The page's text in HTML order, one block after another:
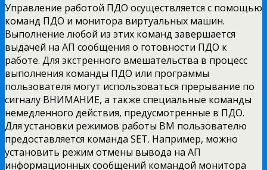
Управление работой ПДО осуществляется с помощью
команд ПДО и монитора виртуальных машин.
Выполнение любой из этих команд завершается
выдачей на АП сообщения о готовности ПДО к
работе. Для экстренного вмешательства в процесс
выполнения команды ПДО или программы
пользователя могут использоваться прерывание по
сигналу ВНИМАНИЕ, а также специальные команды
немедленного действия, предусмотренные в ПДО.
Для установки режимов работы ВМ пользователю
предоставляется команда SET. Например, можно
установить режим отмены вывода на АП
информационных сообщений командой монитора